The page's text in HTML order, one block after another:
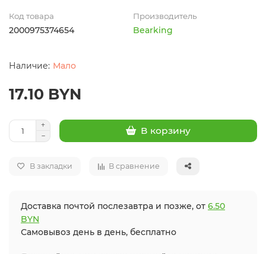
Код товара
2000975374654
Производитель
Bearking
Мало
17.10 BYN
В корзину
В закладки В сравнение
Доставка почтой послезавтра и позже, от 6.50
BYN
Самовывоз день в день, бесплатно